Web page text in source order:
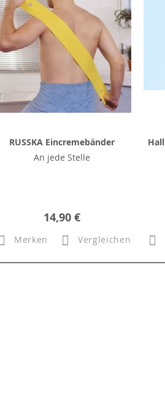
RUSSKA Eincremebänder
An jede Stelle
14,90 €
Merken Vergleichen